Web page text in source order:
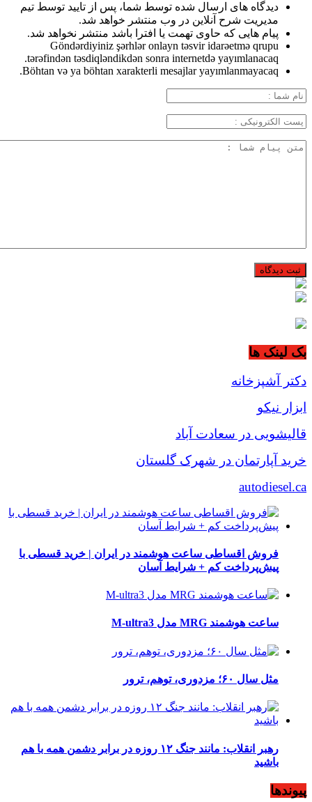
دیدگاه های ارسال شده توسط شما، پس از تایید توسط تیم
مدیریت شرح آنلاین در وب منتشر خواهد شد.
پیام هایی که حاوی تهمت یا افترا باشد منتشر نخواهد شد.
Göndərdiyiniz şərhlər onlayn təsvir idarəetmə qrupu
tərəfindən təsdiqləndikdən sonra internetdə yayımlanacaq.
Böhtan və ya böhtan xarakterli mesajlar yayımlanmayacaq.
بک لینک ها
دکتر آشپزخانه
ابزار نیکو
قالیشویی در سعادت آباد
خرید آپارتمان در شهرک گلستان
autodiesel.ca
فروش اقساطی ساعت هوشمند در ایران | خرید قسطی با
پیش‌پرداخت کم + شرایط آسان
ساعت هوشمند MRG مدل M-ultra3
مثل سال ۶۰؛ مزدوری، توهم، ترور
رهبر انقلاب: مانند جنگ ۱۲ روزه در برابر دشمن همه با هم
باشید
پیوندها